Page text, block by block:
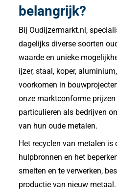
belangrijk?
Bij Oudijzermarkt.nl,
dagelijks diverse soorten
waarde en unieke
ijzer, staal, koper,
voorkomen in
onze marktconforme
particulieren als bedrijven
van hun oude metalen.
Het recyclen van metalen
hulpbronnen en het
smelten en te verwerken,
productie van nieuw